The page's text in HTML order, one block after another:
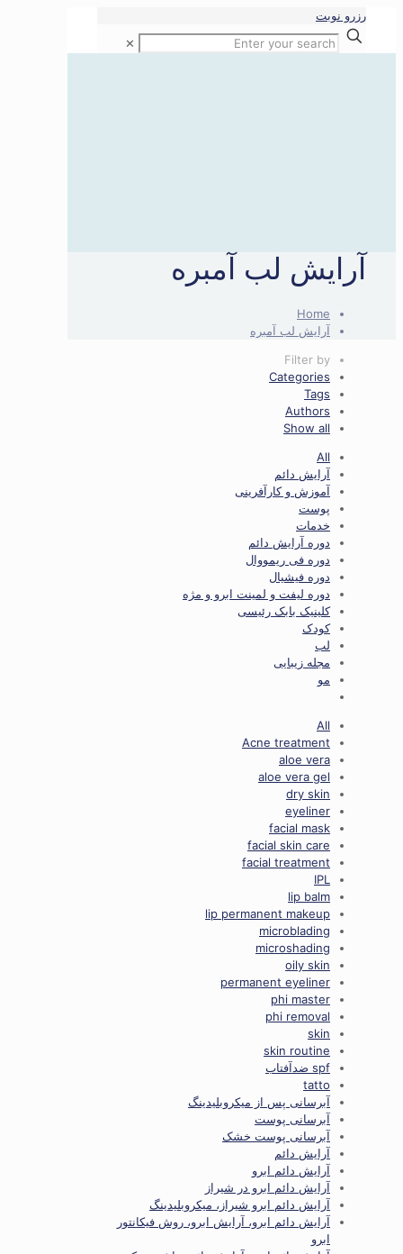
رزرو نوبت
✕
آرایش لب آمبره
Home
آرایش لب آمبره
Filter by
Categories
Tags
Authors
Show all
All
آرایش دائم
آموزش و کارآفرینی
پوست
خدمات
دوره آرایش دائم
دوره فی ریمووال
دوره فیشیال
دوره لیفت و لمینت ابرو و مژه
کلینیک بابک رئیسی
کودک
لب
مجله زیبایی
مو
All
Acne treatment
aloe vera
aloe vera gel
dry skin
eyeliner
facial mask
facial skin care
facial treatment
IPL
lip balm
lip permanent makeup
microblading
microshading
oily skin
permanent eyeliner
phi master
phi removal
skin
skin routine
spf ضدآفتاب
tatto
آبرسانی پس از میکروبلیدینگ
آبرسانی پوست
آبرسانی پوست خشک
آرایش دائم
آرایش دائم ابرو
آرایش دائم ابرو در شیراز
آرایش دائم ابرو شیراز، میکروبلیدینگ
آرایش دائم ابرو، آرایش ابرو، روش فیکانتور
ابرو